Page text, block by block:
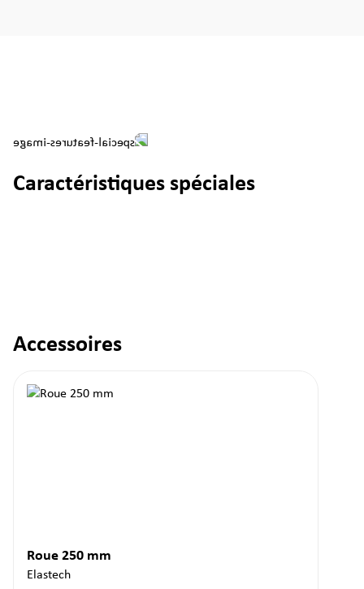
Caractéristiques spéciales
Ignorer la galerie de produits
Accessoires
Roue 250 mm
Elastech